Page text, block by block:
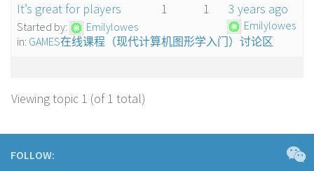
It’s great for players
Started by:
Emilylowes
in: GAMES在线课程（现代计算机图形学入门）讨论区
1 1 3 years ago
Emilylowes
Viewing topic 1 (of 1 total)
FOLLOW: